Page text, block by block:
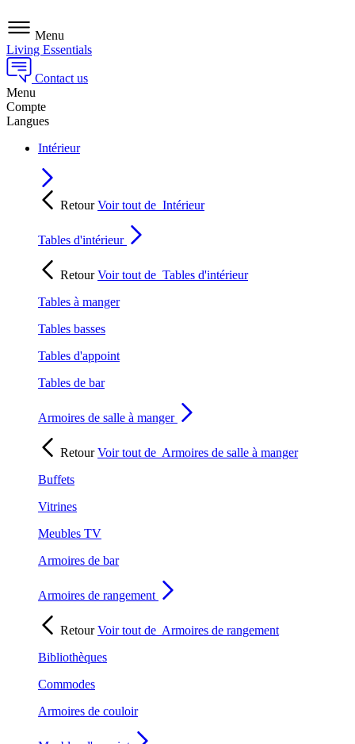
Menu
Living Essentials
Contact us
Menu
Compte
Langues
Intérieur
RetourVoir tout de Intérieur
Tables d'intérieur
RetourVoir tout de Tables d'intérieur
Tables à manger
Tables basses
Tables d'appoint
Tables de bar
Armoires de salle à manger
RetourVoir tout de Armoires de salle à manger
Buffets
Vitrines
Meubles TV
Armoires de bar
Armoires de rangement
RetourVoir tout de Armoires de rangement
Bibliothèques
Commodes
Armoires de couloir